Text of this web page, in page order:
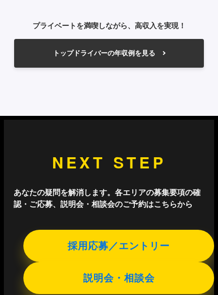
プライベートを満喫しながら、高収入を実現！
トップドライバーの年収例を見る
NEXT STEP
あなたの疑問を解消します。各エリアの募集要項の確
認・ご応募、説明会・相談会のご予約はこちらから
採用応募／エントリー
説明会・相談会